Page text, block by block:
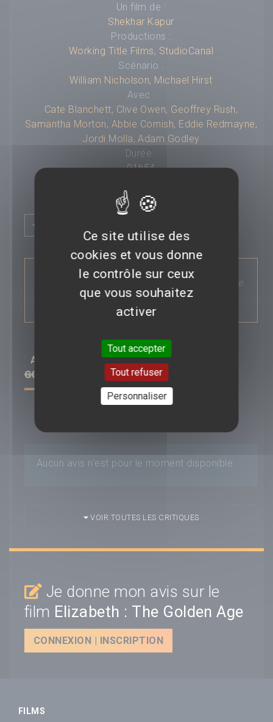
Un film de :
Shekhar Kapur
Productions :
Working Title Films, StudioCanal
Scénario :
William Nicholson, Michael Hirst
Avec :
Cate Blanchett, Clive Owen, Geoffrey Rush,
Samantha Morton, Abbie Cornish, Eddie Redmayne,
Jordi Molla, Adam Godley
Durée :
01h54
Titre original :
Compositeur :
Box-office mondial :---
Classification :---
Pays :---
SYNOPSIS :
L'histoire du règne autoritaire d'Elizabeth Ière
de 1558 à 1603.
AVIS/CRITIQUE DU FILMELIZABETH : THE
GOLDEN AGE
Aucun avis n'est pour le moment disponible.
VOIR TOUTES LES CRITIQUES
Je donne mon avis sur le
film Elizabeth : The Golden Age
CONNEXION | INSCRIPTION
FILMS
Ce site utilise des
cookies et vous donne
le contrôle sur ceux
que vous souhaitez
activer
Tout accepter
Tout refuser
Personnaliser